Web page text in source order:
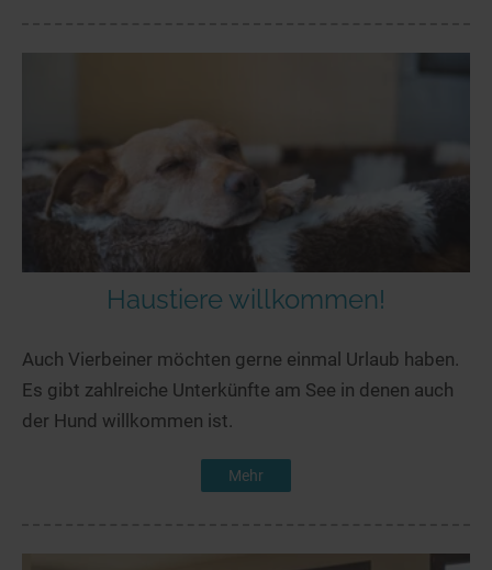
Haustiere willkommen!
Auch Vierbeiner möchten gerne einmal Urlaub haben.
Es gibt zahlreiche Unterkünfte am See in denen auch
der Hund willkommen ist.
Mehr